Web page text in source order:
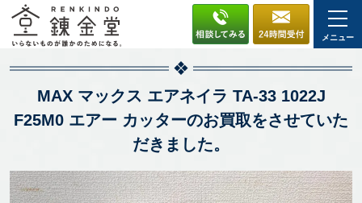
メニュー
MAX マックス エアネイラ TA-33 1022J
F25M0 エアー カッターのお買取をさせていた
だきました。